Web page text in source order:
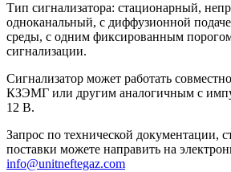
Тип сигнализатора: стационарный,
одноканальный, с диффузионной
среды, с одним фиксированным
сигнализации.
Сигнализатор может работать
КЗЭМГ или другим аналогичным с
12 В.
Запрос по технической документации,
поставки можете направить на
info@unitneftegaz.com